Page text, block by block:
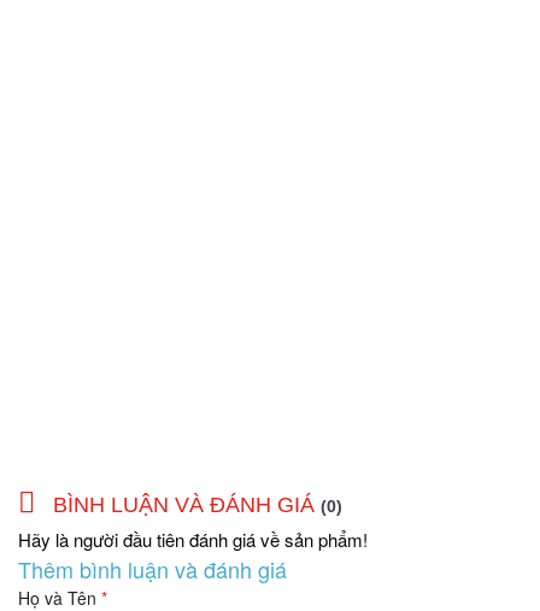
BÌNH LUẬN VÀ ĐÁNH GIÁ (0)
Hãy là người đầu tiên đánh giá về sản phẩm!
Thêm bình luận và đánh giá
Họ và Tên *